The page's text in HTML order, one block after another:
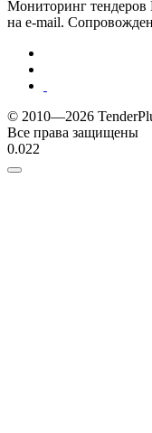
Мониторинг тендеров
на e-mail.
© 2010—2026
Все права защищены
0.022